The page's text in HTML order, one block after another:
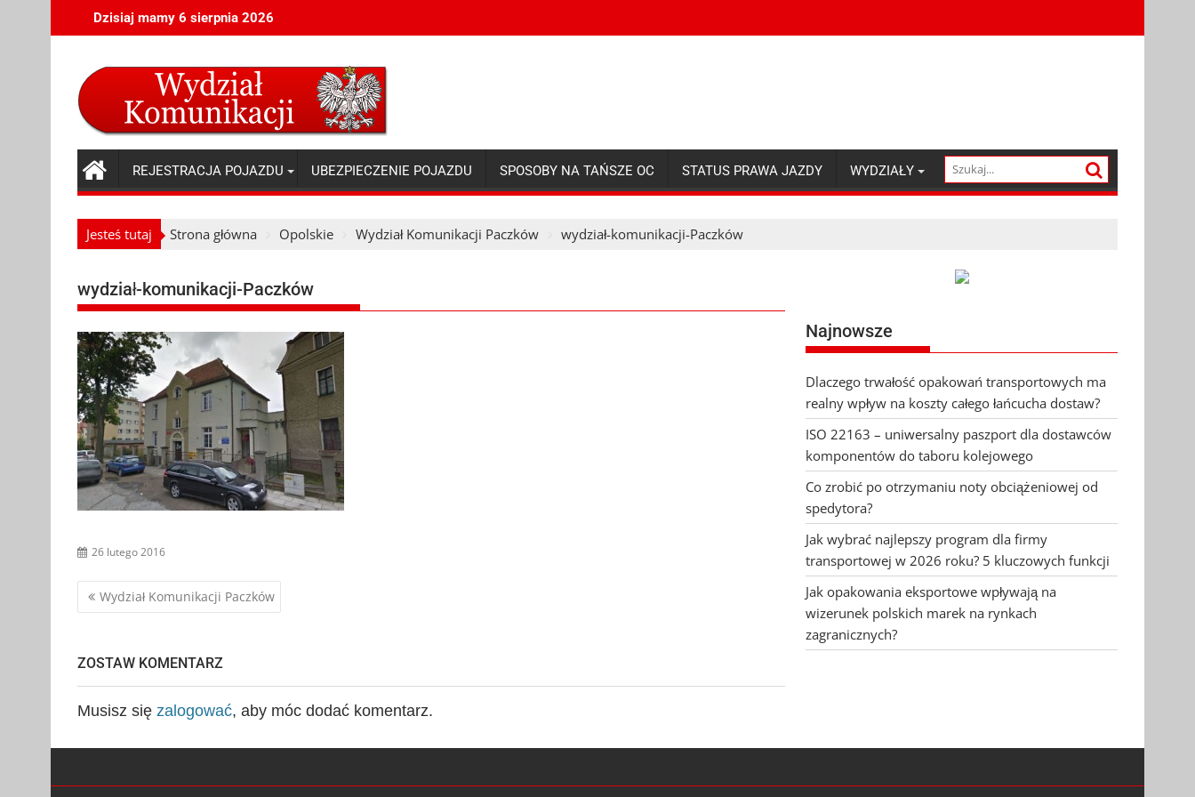
to
Dzisiaj mamy 6 sierpnia 2026
REJESTRACJA POJAZDU UBEZPIECZENIE POJAZDU SPOSOBY NA TAŃSZE OC STATUS PRAWA JAZDY WYDZIAŁY
Jesteś tutaj Strona główna Opolskie Wydział Komunikacji Paczków wydział-komunikacji-Paczków
wydział-komunikacji-Paczków
26 lutego 2016
Nawigacja
Wydział Komunikacji Paczków
ZOSTAW KOMENTARZ
Musisz się zalogować, aby móc dodać komentarz.
Najnowsze
Dlaczego trwałość opakowań transportowych ma
realny wpływ na koszty całego łańcucha dostaw?
ISO 22163 – uniwersalny paszport dla dostawców
komponentów do taboru kolejowego
Co zrobić po otrzymaniu noty obciążeniowej od
spedytora?
Jak wybrać najlepszy program dla firmy
transportowej w 2026 roku? 5 kluczowych funkcji
Jak opakowania eksportowe wpływają na
wizerunek polskich marek na rynkach
zagranicznych?